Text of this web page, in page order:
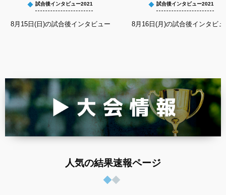
試合後インタビュー2021
8月15日(日)の試合後インタビュー
試合後インタビュー2021
8月16日(月)の試合後インタビ
人気の結果速報ページ